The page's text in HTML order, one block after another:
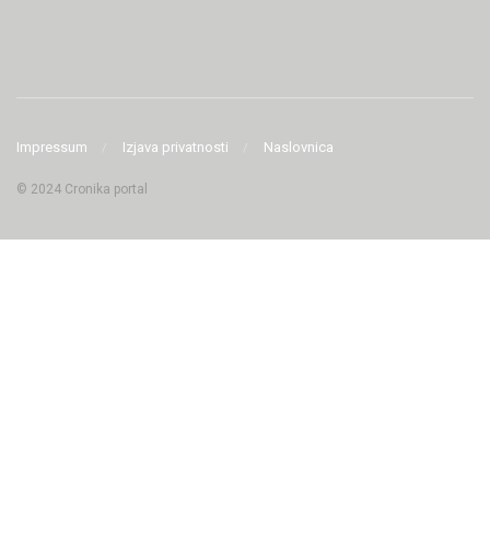
Impressum Izjava privatnosti Naslovnica
© 2024 Cronika portal